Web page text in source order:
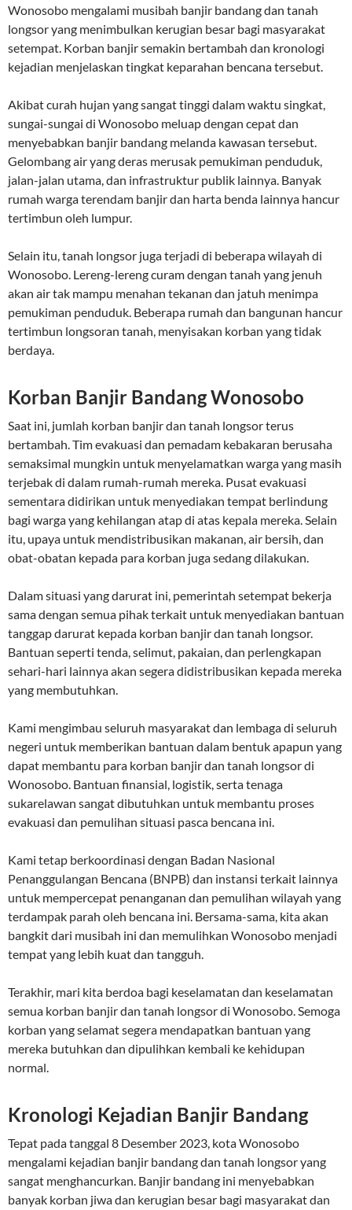
Wonosobo mengalami musibah banjir bandang dan tanah
longsor yang menimbulkan kerugian besar bagi masyarakat
setempat. Korban banjir semakin bertambah dan kronologi
kejadian menjelaskan tingkat keparahan bencana tersebut.
Akibat curah hujan yang sangat tinggi dalam waktu singkat,
sungai-sungai di Wonosobo meluap dengan cepat dan
menyebabkan banjir bandang melanda kawasan tersebut.
Gelombang air yang deras merusak pemukiman penduduk,
jalan-jalan utama, dan infrastruktur publik lainnya. Banyak
rumah warga terendam banjir dan harta benda lainnya hancur
tertimbun oleh lumpur.
Selain itu, tanah longsor juga terjadi di beberapa wilayah di
Wonosobo. Lereng-lereng curam dengan tanah yang jenuh
akan air tak mampu menahan tekanan dan jatuh menimpa
pemukiman penduduk. Beberapa rumah dan bangunan hancur
tertimbun longsoran tanah, menyisakan korban yang tidak
berdaya.
Korban Banjir Bandang Wonosobo
Saat ini, jumlah korban banjir dan tanah longsor terus
bertambah. Tim evakuasi dan pemadam kebakaran berusaha
semaksimal mungkin untuk menyelamatkan warga yang masih
terjebak di dalam rumah-rumah mereka. Pusat evakuasi
sementara didirikan untuk menyediakan tempat berlindung
bagi warga yang kehilangan atap di atas kepala mereka. Selain
itu, upaya untuk mendistribusikan makanan, air bersih, dan
obat-obatan kepada para korban juga sedang dilakukan.
Dalam situasi yang darurat ini, pemerintah setempat bekerja
sama dengan semua pihak terkait untuk menyediakan bantuan
tanggap darurat kepada korban banjir dan tanah longsor.
Bantuan seperti tenda, selimut, pakaian, dan perlengkapan
sehari-hari lainnya akan segera didistribusikan kepada mereka
yang membutuhkan.
Kami mengimbau seluruh masyarakat dan lembaga di seluruh
negeri untuk memberikan bantuan dalam bentuk apapun yang
dapat membantu para korban banjir dan tanah longsor di
Wonosobo. Bantuan finansial, logistik, serta tenaga
sukarelawan sangat dibutuhkan untuk membantu proses
evakuasi dan pemulihan situasi pasca bencana ini.
Kami tetap berkoordinasi dengan Badan Nasional
Penanggulangan Bencana (BNPB) dan instansi terkait lainnya
untuk mempercepat penanganan dan pemulihan wilayah yang
terdampak parah oleh bencana ini. Bersama-sama, kita akan
bangkit dari musibah ini dan memulihkan Wonosobo menjadi
tempat yang lebih kuat dan tangguh.
Terakhir, mari kita berdoa bagi keselamatan dan keselamatan
semua korban banjir dan tanah longsor di Wonosobo. Semoga
korban yang selamat segera mendapatkan bantuan yang
mereka butuhkan dan dipulihkan kembali ke kehidupan
normal.
Kronologi Kejadian Banjir Bandang
Tepat pada tanggal 8 Desember 2023, kota Wonosobo
mengalami kejadian banjir bandang dan tanah longsor yang
sangat menghancurkan. Banjir bandang ini menyebabkan
banyak korban jiwa dan kerugian besar bagi masyarakat dan